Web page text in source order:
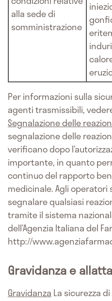
alla sede di
somministrazione
Per informazioni sulla
agenti trasmissibili,
Segnalazione delle
segnalazione delle
verificano dopo
importante, in quanto
continuo del rapporto
medicinale. Agli
segnalare qualsiasi
tramite il sistema
dell’Agenzia Italiana del
http://
Gravidanza e
Gravidanza La sicurezza